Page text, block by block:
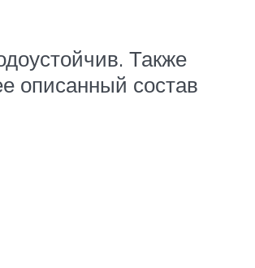
Также
описанный состав